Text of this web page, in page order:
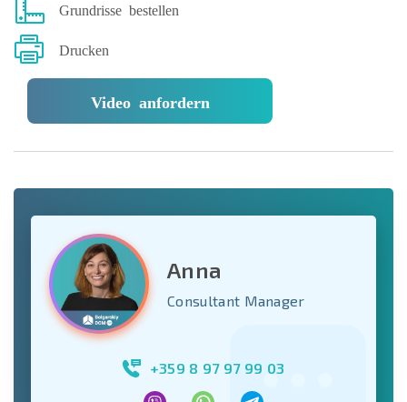
Grundrisse bestellen
Drucken
Video anfordern
Anna
Consultant Manager
+359 8 97 97 99 03